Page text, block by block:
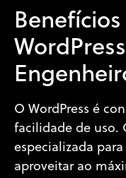
O WordPress é
facilidade de uso.
especializada
aproveitar ao